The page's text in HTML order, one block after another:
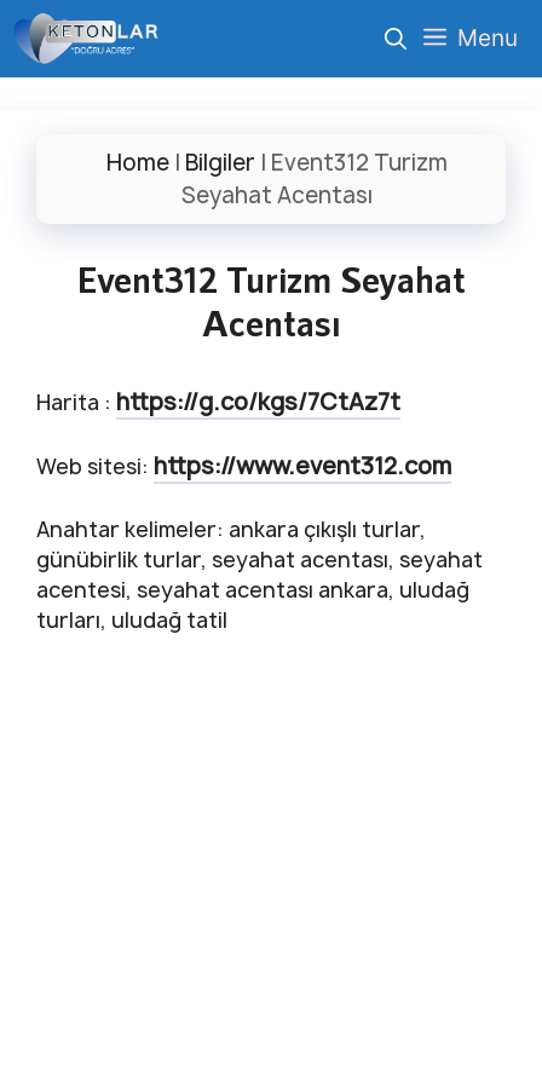
İçeriğe
atla
Menu
Home | Bilgiler | Event312 Turizm
Seyahat Acentası
Event312 Turizm Seyahat
Acentası
Harita : https://g.co/kgs/7CtAz7t
Web sitesi: https://www.event312.com
Anahtar kelimeler: ankara çıkışlı turlar,
günübirlik turlar, seyahat acentası, seyahat
acentesi, seyahat acentası ankara, uludağ
turları, uludağ tatil